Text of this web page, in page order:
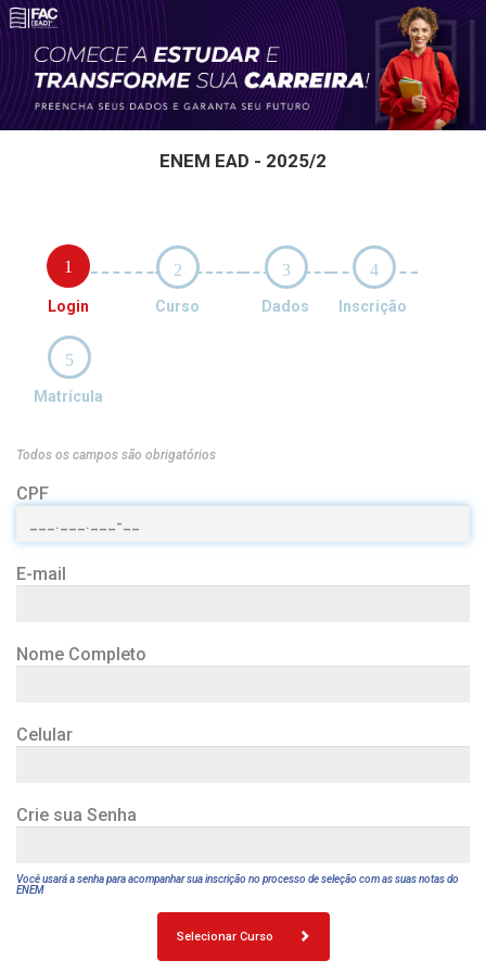
ENEM EAD - 2025/2
1
Login
2
Curso
3
Dados
4
Inscrição
5
Matrícula
Todos os campos são obrigatórios
CPF
E-mail
Nome Completo
Celular
Crie sua Senha
Você usará a senha para acompanhar sua inscrição no processo de seleção com as suas notas do
ENEM
Selecionar Curso